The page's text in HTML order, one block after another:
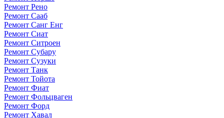
Ремонт Рено
Ремонт Сааб
Ремонт Санг Енг
Ремонт Сиат
Ремонт Ситроен
Ремонт Субару
Ремонт Сузуки
Ремонт Танк
Ремонт Тойота
Ремонт Фиат
Ремонт Фольцваген
Ремонт Форд
Ремонт Хавал